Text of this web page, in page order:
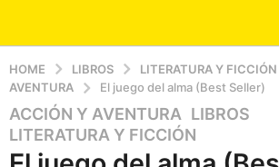
HOME LIBROS LITERATURA Y FICCIÓN
AVENTURA
El juego del alma (Best Seller)
3
a
ñ
ACCIÓN Y AVENTURA ,LIBROS
LITERATURA Y FICCIÓN